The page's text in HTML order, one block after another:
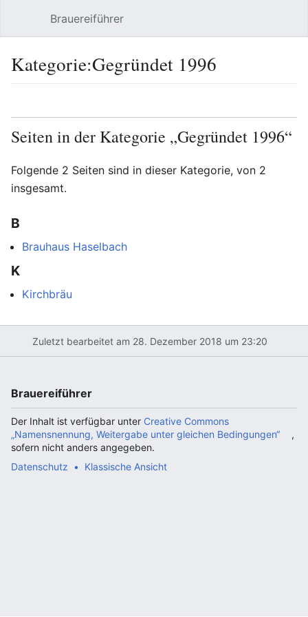
Brauereiführer
Kategorie:Gegründet 1996
Seiten in der Kategorie „Gegründet 1996“
Folgende 2 Seiten sind in dieser Kategorie, von 2
insgesamt.
B
Brauhaus Haselbach
K
Kirchbräu
Zuletzt bearbeitet am 28. Dezember 2018 um 23:20
Brauereiführer
Der Inhalt ist verfügbar unter Creative Commons
„Namensnennung, Weitergabe unter gleichen Bedingungen“
,
sofern nicht anders angegeben.
Datenschutz
Klassische Ansicht